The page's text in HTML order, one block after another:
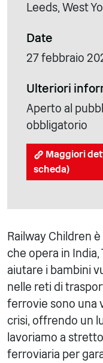
Leeds, West
Date
27 febbraio
Ulteriori
Aperto al
obbligatorio
Maggiori
scheda)
Railway Children
che opera in India,
aiutare i bambini
nelle reti di
ferrovie sono una
crisi, offrendo un
lavoriamo a
ferroviaria per